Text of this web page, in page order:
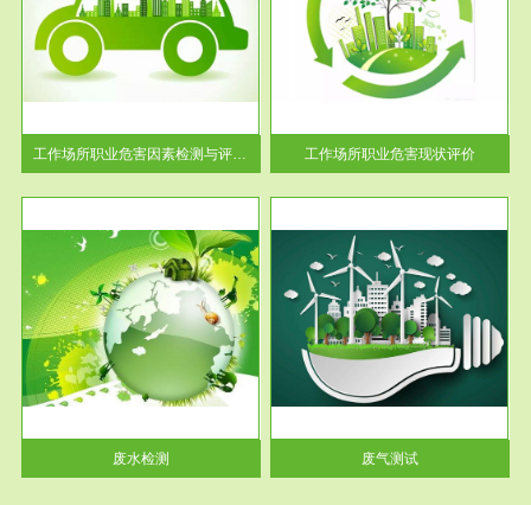
工作场所职业危害因素检测与评价...
工作场所职业危害现状评价
【现状评价意义】：具体因素---
-通过质谱分析等多种手段明确
工作场...
工作场所职业危害现状评价
废水检测
服务范围
废气测试
检测范围工业废气检测包括有机
废气和无机废气。有机废气主要
包括...
废气测试